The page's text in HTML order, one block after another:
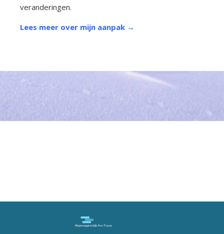
veranderingen.
Lees meer over mijn aanpak →